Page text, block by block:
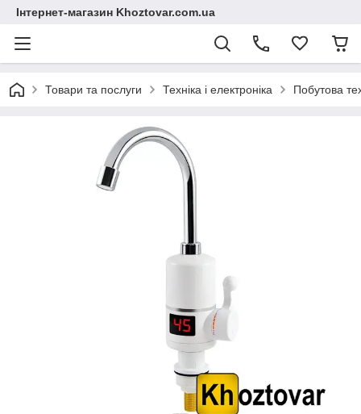
Інтернет-магазин Khoztovar.com.ua
Товари та послуги Техніка і електроніка Побутова